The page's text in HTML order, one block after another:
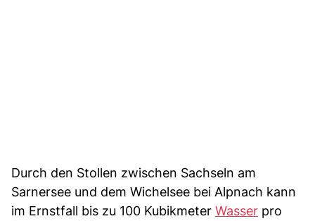
Durch den Stollen zwischen Sachseln am
Sarnersee und dem Wichelsee bei Alpnach kann
im Ernstfall bis zu 100 Kubikmeter Wasser pro